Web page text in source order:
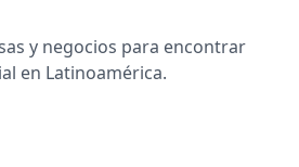
y negocios para encontrar
en Latinoamérica.